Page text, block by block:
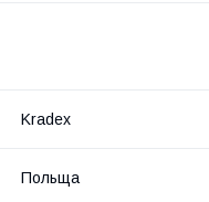
Kradex
Польща